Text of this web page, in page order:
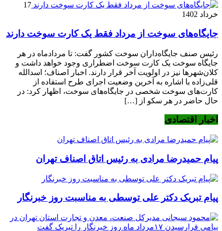
17
خرداد 1402
جایگاه‌های سوخت از مرداد فقط یک کارت سوخت دارند
رئیس صنف جایگاه‌داران سوخت کشور گفت: تا مردادماه در هر
جایگاه سوخت یک کارت سوخت اضطراری وجود خواهد داشت و
کلان‌شهرها نیز در اولویت آخر قرار دارند. اخبار اصناف؛ اسدالله
قلی‌زاده با اشاره به آخرین وضعیت اجرای طرح استفاده از
کارت‌های سوخت شخصی در جایگاه‌های سوخت، اظهار کرد: در
حال حاضر در هر سکو از […]
اخبار اقتصادی
پیام حمیدرضا مرادی به رئیس اتاق اصناف تهران
پیام تبریک دکتر علی توسطی به مناسبت روز خبرنگار